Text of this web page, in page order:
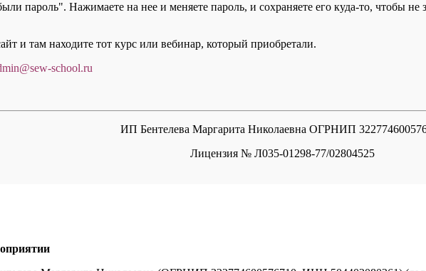
пароль". Нажимаете на нее и меняете пароль, и сохраняете его куда-то, чтобы
и там находите тот курс или вебинар, который приобретали.
school.ru
ИП Бентелева Маргарита Николаевна ОГРНИП
Лицензия № Л035-01298-77/02804525